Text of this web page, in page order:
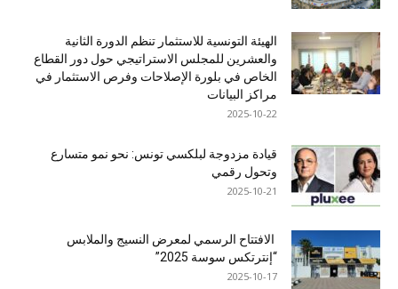
الهيئة التونسية للاستثمار تنظم الدورة الثانية
والعشرين للمجلس الاستراتيجي حول دور القطاع
الخاص في بلورة الإصلاحات وفرص الاستثمار في
مراكز البيانات
2025-10-22
قيادة مزدوجة لبلكسي تونس: نحو نمو متسارع
وتحول رقمي
2025-10-21
الافتتاح الرسمي لمعرض النسيج والملابس
“إنترتكس سوسة 2025”
2025-10-17